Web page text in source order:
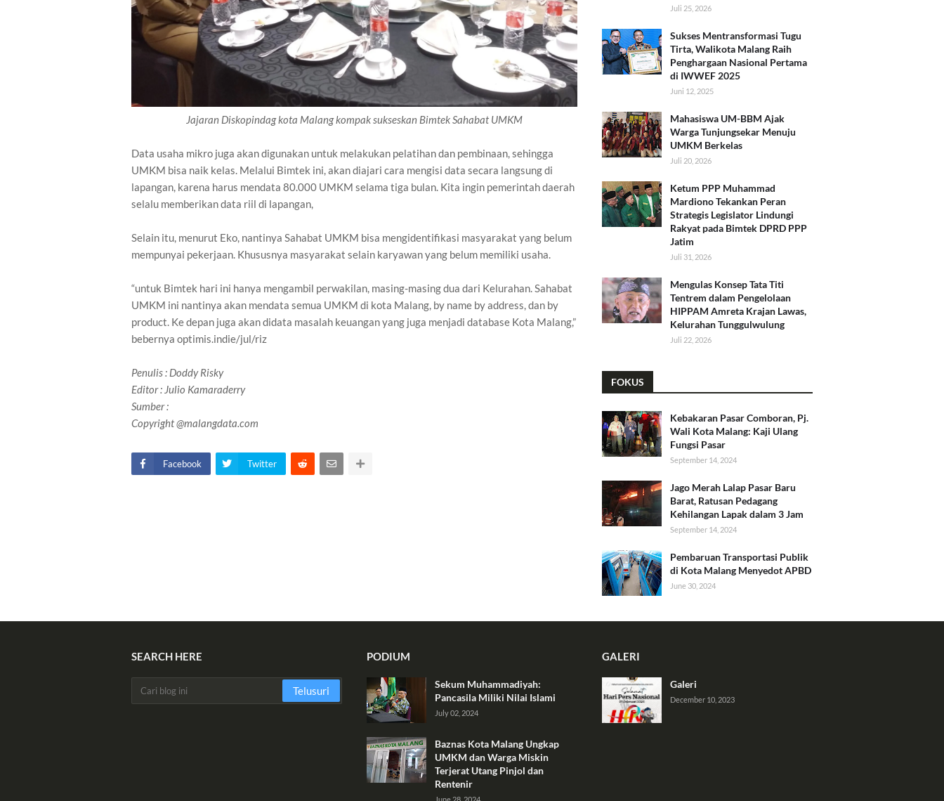
Jajaran Diskopindag kota Malang kompak sukseskan Bimtek Sahabat UMKM
Data usaha mikro juga akan digunakan untuk melakukan pelatihan dan pembinaan, sehingga
UMKM bisa naik kelas. Melalui Bimtek ini, akan diajari cara mengisi data secara langsung di
lapangan, karena harus mendata 80.000 UMKM selama tiga bulan. Kita ingin pemerintah daerah
selalu memberikan data riil di lapangan,
Selain itu, menurut Eko, nantinya Sahabat UMKM bisa mengidentifikasi masyarakat yang belum
mempunyai pekerjaan. Khususnya masyarakat selain karyawan yang belum memiliki usaha.
“untuk Bimtek hari ini hanya mengambil perwakilan, masing-masing dua dari Kelurahan. Sahabat
UMKM ini nantinya akan mendata semua UMKM di kota Malang, by name by address, dan by
product. Ke depan juga akan didata masalah keuangan yang juga menjadi database Kota Malang,”
bebernya optimis.indie/jul/riz
Penulis: Doddy Risky
Editor : Julio Kamaraderry
Sumber :
Copyright @malangdata.com
Facebook Twitter
Juli 25, 2026
Sukses Mentransformasi Tugu
Tirta, Walikota Malang Raih
Penghargaan Nasional Pertama
di IWWEF 2025
Juni 12, 2025
Mahasiswa UM-BBM Ajak
Warga Tunjungsekar Menuju
UMKM Berkelas
Juli 20, 2026
Ketum PPP Muhammad
Mardiono Tekankan Peran
Strategis Legislator Lindungi
Rakyat pada Bimtek DPRD PPP
Jatim
Juli 31, 2026
​Mengulas Konsep Tata Titi
Tentrem dalam Pengelolaan
HIPPAM Amreta Krajan Lawas,
Kelurahan Tunggulwulung
Juli 22, 2026
FOKUS
Kebakaran Pasar Comboran, Pj.
Wali Kota Malang: Kaji Ulang
Fungsi Pasar
September 14, 2024
Jago Merah Lalap Pasar Baru
Barat, Ratusan Pedagang
Kehilangan Lapak dalam 3 Jam
September 14, 2024
Pembaruan Transportasi Publik
di Kota Malang Menyedot APBD
June 30, 2024
SEARCH HERE PODIUM
Sekum Muhammadiyah:
Pancasila Miliki Nilai Islami
July 02, 2024
Baznas Kota Malang Ungkap
UMKM dan Warga Miskin
Terjerat Utang Pinjol dan
Rentenir
GALERI
Galeri
December 10, 2023